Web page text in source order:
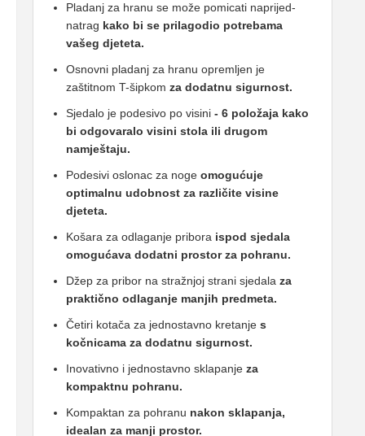
Pladanj za hranu se može pomicati naprijed-
natrag kako bi se prilagodio potrebama
vašeg djeteta.
Osnovni pladanj za hranu opremljen je
zaštitnom T-šipkom za dodatnu sigurnost.
Sjedalo je podesivo po visini - 6 položaja kako
bi odgovaralo visini stola ili drugom
namještaju.
Podesivi oslonac za noge omogućuje
optimalnu udobnost za različite visine
djeteta.
Košara za odlaganje pribora ispod sjedala
omogućava dodatni prostor za pohranu.
Džep za pribor na stražnjoj strani sjedala za
praktično odlaganje manjih predmeta.
Četiri kotača za jednostavno kretanje s
kočnicama za dodatnu sigurnost.
Inovativno i jednostavno sklapanje za
kompaktnu pohranu.
Kompaktan za pohranu nakon sklapanja,
idealan za manji prostor.